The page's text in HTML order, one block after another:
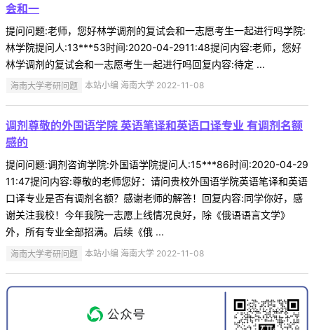
会和一
提问问题:老师，您好林学调剂的复试会和一志愿考生一起进行吗学院:
林学院提问人:13***53时间:2020-04-2911:48提问内容:老师，您好
林学调剂的复试会和一志愿考生一起进行吗回复内容:待定 ...
海南大学考研问题 本站小编 海南大学 2022-11-08
调剂尊敬的外国语学院 英语笔译和英语口译专业 有调剂名额
感的
提问问题:调剂咨询学院:外国语学院提问人:15***86时间:2020-04-29
11:47提问内容:尊敬的老师您好：请问贵校外国语学院英语笔译和英语
口译专业是否有调剂名额？感谢老师的解答！回复内容:同学你好，感
谢关注我校！今年我院一志愿上线情况良好，除《俄语语言文学》
外，所有专业全部招满。后续《俄 ...
海南大学考研问题 本站小编 海南大学 2022-11-08